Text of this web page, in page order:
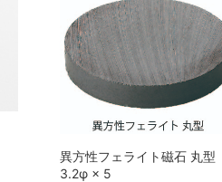
異方性フェライト磁石 丸型
3.2φ × 5